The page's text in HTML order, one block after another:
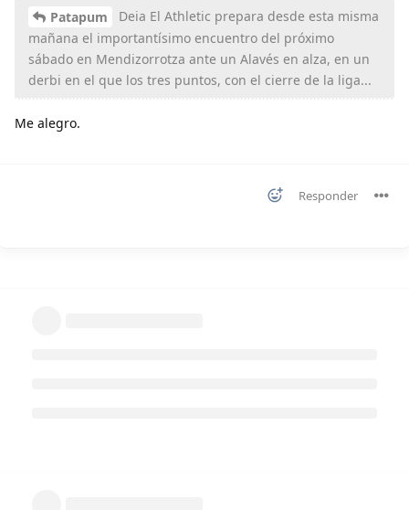
Patapum
Deia El Athletic prepara desde esta misma
mañana el importantísimo encuentro del próximo
sábado en Mendizorrotza ante un Alavés en alza, en un
derbi en el que los tres puntos, con el cierre de la liga...
Me alegro.
Responder